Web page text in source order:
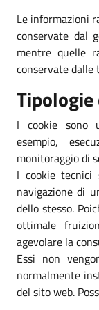
Le informazioni
conservate dal
mentre quelle
conservate dalle
I cookie sono
esempio,
monitoraggio di
I cookie tecnici
navigazione di
dello stesso.
ottimale
agevolare la
Essi non
normalmente
del sito web.